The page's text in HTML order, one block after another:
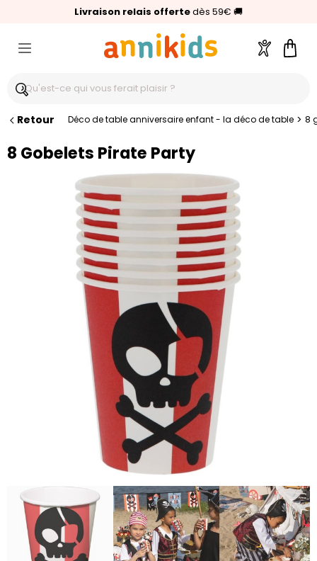
Livraison relais offertedès 59€ 🚚
🥇Palmarès Capital 2025 :Annikids N°1
⭐⭐⭐⭐⭐4,6/5(24 000 avis clients)
Compte
Retour Déco de table anniversaire enfant - la déco de table > 8
8 Gobelets Pirate Party